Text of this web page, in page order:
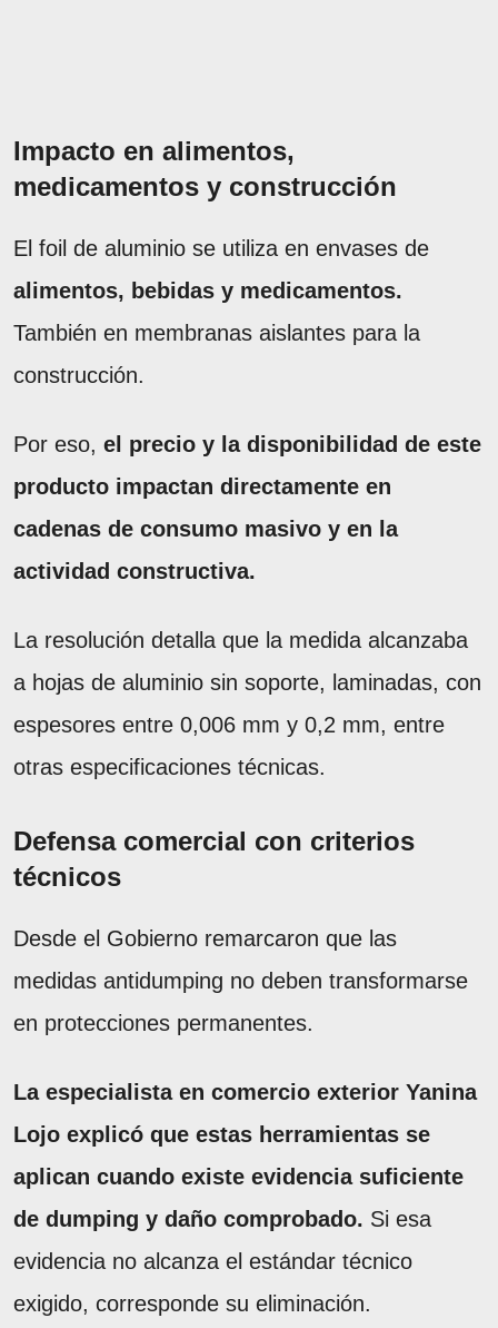
Impacto en alimentos,
medicamentos y construcción
El foil de aluminio se utiliza en envases de
alimentos, bebidas y medicamentos.
También en membranas aislantes para la
construcción.
Por eso, el precio y la disponibilidad de este
producto impactan directamente en
cadenas de consumo masivo y en la
actividad constructiva.
La resolución detalla que la medida alcanzaba
a hojas de aluminio sin soporte, laminadas, con
espesores entre 0,006 mm y 0,2 mm, entre
otras especificaciones técnicas.
Defensa comercial con criterios
técnicos
Desde el Gobierno remarcaron que las
medidas antidumping no deben transformarse
en protecciones permanentes.
La especialista en comercio exterior Yanina
Lojo explicó que estas herramientas se
aplican cuando existe evidencia suficiente
de dumping y daño comprobado. Si esa
evidencia no alcanza el estándar técnico
exigido, corresponde su eliminación.